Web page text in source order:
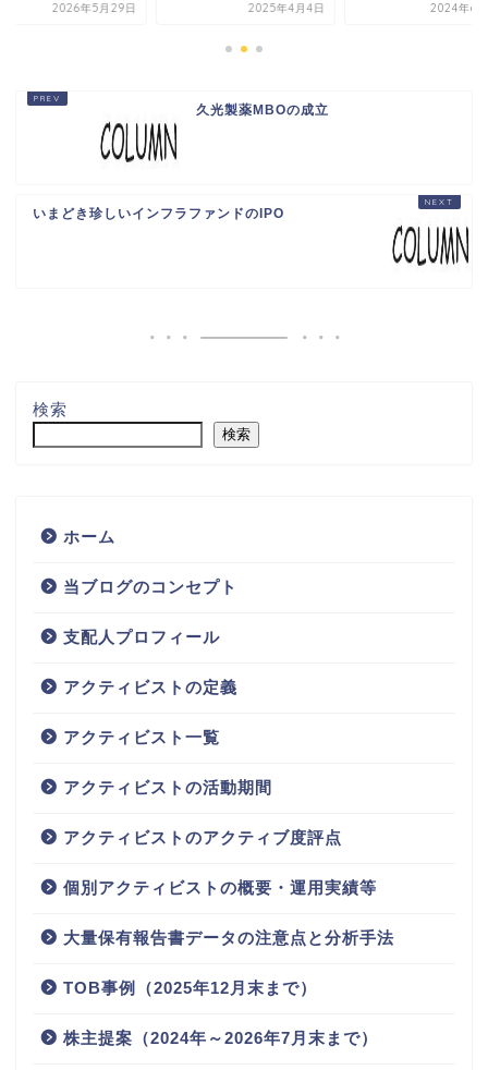
2026年5月29日 2025年4月4日 2024年6
久光製薬MBOの成立
いまどき珍しいインフラファンドのIPO
検索
検索
ホーム
当ブログのコンセプト
支配人プロフィール
アクティビストの定義
アクティビスト一覧
アクティビストの活動期間
アクティビストのアクティブ度評点
個別アクティビストの概要・運用実績等
大量保有報告書データの注意点と分析手法
TOB事例（2025年12月末まで）
株主提案（2024年～2026年7月末まで）